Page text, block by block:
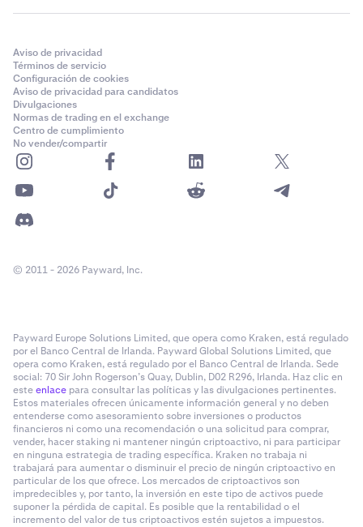
Aviso de privacidad
Términos de servicio
Configuración de cookies
Aviso de privacidad para candidatos
Divulgaciones
Normas de trading en el exchange
Centro de cumplimiento
No vender/compartir
© 2011 - 2026 Payward, Inc.
Payward Europe Solutions Limited, que opera como Kraken, está regulado
por el Banco Central de Irlanda. Payward Global Solutions Limited, que
opera como Kraken, está regulado por el Banco Central de Irlanda. Sede
social: 70 Sir John Rogerson’s Quay, Dublin, D02 R296, Irlanda. Haz clic en
esteenlace para consultar las políticas y las divulgaciones pertinentes.
Estos materiales ofrecen únicamente información general y no deben
entenderse como asesoramiento sobre inversiones o productos
financieros ni como una recomendación o una solicitud para comprar,
vender, hacer staking ni mantener ningún criptoactivo, ni para participar
en ninguna estrategia de trading específica. Kraken no trabaja ni
trabajará para aumentar o disminuir el precio de ningún criptoactivo en
particular de los que ofrece. Los mercados de criptoactivos son
impredecibles y, por tanto, la inversión en este tipo de activos puede
suponer la pérdida de capital. Es posible que la rentabilidad o el
incremento del valor de tus criptoactivos estén sujetos a impuestos.